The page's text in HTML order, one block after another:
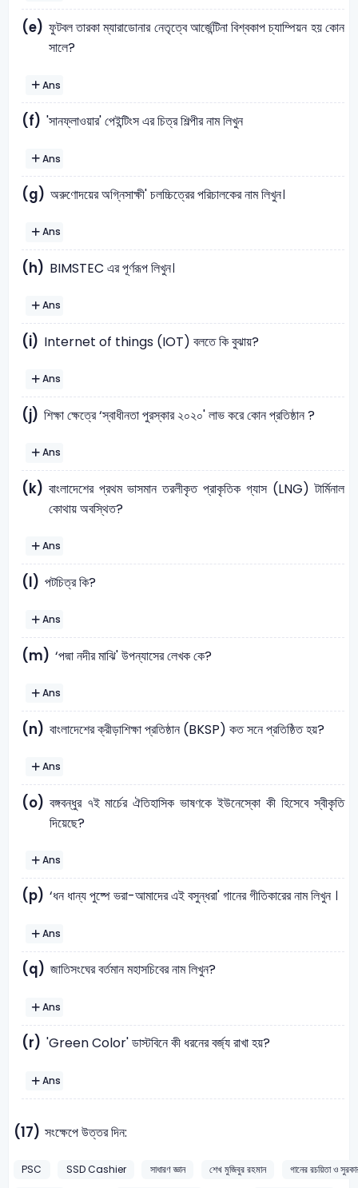
(e) ফুটবল তারকা ম্যারাডোনার নেতৃত্বে আর্জেন্টিনা বিশ্বকাপ চ্যাম্পিয়ন হয় কোন
সালে?
Ans
(f) 'সানফ্লাওয়ার' পেইন্টিংস এর চিত্র শিল্পীর নাম লিখুন
Ans
(g) অরুণোদয়ের অগ্নিসাক্ষী' চলচ্চিত্রের পরিচালকের নাম লিখুন।
Ans
(h) BIMSTEC এর পূর্ণরূপ লিখুন।
Ans
(i) Internet of things (IOT) বলতে কি বুঝায়?
Ans
(j) শিক্ষা ক্ষেত্রে ‘স্বাধীনতা পুরস্কার ২০২০' লাভ করে কোন প্রতিষ্ঠান ?
Ans
(k) বাংলাদেশের প্রথম ভাসমান তরলীকৃত প্রাকৃতিক গ্যাস (LNG) টার্মিনাল
কোথায় অবস্থিত?
Ans
(l) পটচিত্র কি?
Ans
(m) ‘পদ্মা নদীর মাঝি' উপন্যাসের লেখক কে?
Ans
(n) বাংলাদেশের ক্রীড়াশিক্ষা প্রতিষ্ঠান (BKSP) কত সনে প্রতিষ্ঠিত হয়?
Ans
(o) বঙ্গবন্ধুর ৭ই মার্চের ঐতিহাসিক ভাষণকে ইউনেস্কো কী হিসেবে স্বীকৃতি
দিয়েছে?
Ans
(p) ‘ধন ধান্য পুষ্পে ভরা-আমাদের এই বসুন্ধরা' গানের গীতিকারের নাম লিখুন ।
Ans
(q) জাতিসংঘের বর্তমান মহাসচিবের নাম লিখুন?
Ans
(r) 'Green Color' ডাস্টবিনে কী ধরনের বর্জ্য রাখা হয়?
Ans
(17) সংক্ষেপে উত্তর দিন:
PSC SSD Cashier সাধারণ জ্ঞান শেখ মুজিবুর রহমান
গানের রচয়িতা ও